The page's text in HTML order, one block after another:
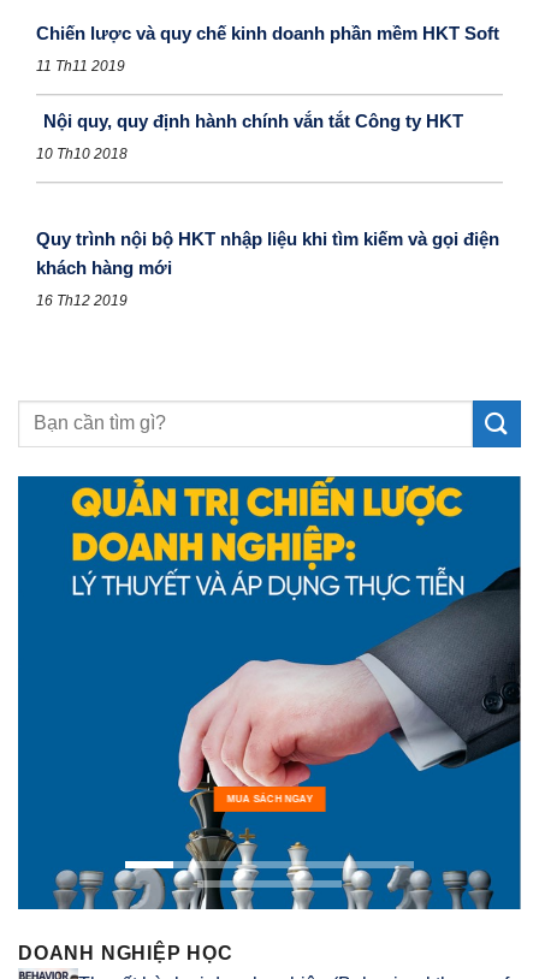
Chiến lược và quy chế kinh doanh phần mềm HKT Soft
11 Th11 2019
Nội quy, quy định hành chính vắn tắt Công ty HKT
10 Th10 2018
Quy trình nội bộ HKT nhập liệu khi tìm kiếm và gọi điện
khách hàng mới
16 Th12 2019
MUA SÁCH NGAY
DOANH NGHIỆP HỌC